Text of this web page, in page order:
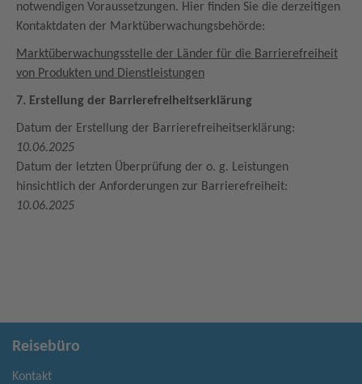
notwendigen Voraussetzungen. Hier finden Sie die derzeitigen
Kontaktdaten der Marktüberwachungsbehörde:
Marktüberwachungsstelle der Länder für die Barrierefreiheit
von Produkten und Dienstleistungen
7. Erstellung der Barrierefreiheitserklärung
Datum der Erstellung der Barrierefreiheitserklärung:
10.06.2025
Datum der letzten Überprüfung der o. g. Leistungen
hinsichtlich der Anforderungen zur Barrierefreiheit:
10.06.2025
Reisebüro
Kontakt